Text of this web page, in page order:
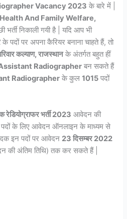
Vacancy 2023 के बारे में |
And Family Welfare,
भर्ती निकाली गयी है | यदि आप भी
के पदों पर अपना कैरियर बनाना चाहते हैं, तो
कल्याण, राजस्थानके अंतर्गत बहुत हीं
Radiographer बन सकते हैं
Radiographer के कुल1015 पदों
रेडियोग्राफर भर्ती 2023 आवेदन की
पदों के लिए आवेदन ऑनलाइन के माध्यम से
इन पदों पर आवेदन 23 दिसम्बर 2022
की अंतिम तिथि) तक कर सकते हैं |